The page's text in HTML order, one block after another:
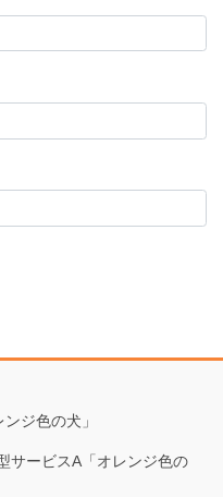
ジ色の犬」
サービスA「オレンジ色の